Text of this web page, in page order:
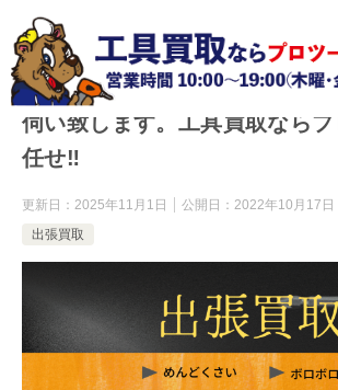
【即日出張買取⁉︎】1本のお電話
伺い致します。工具買取なら
任せ‼︎
更新日： 2025年11月1日 公開日： 2022年10月17日
出張買取